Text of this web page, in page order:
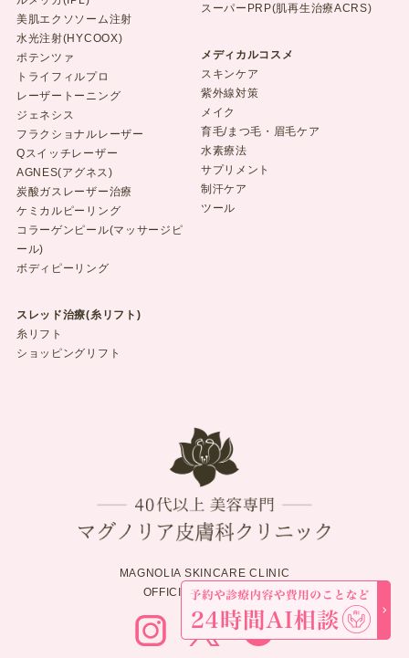
美肌エクソソーム注射
水光注射(HYCOOX)
ポテンツァ
トライフィルプロ
レーザートーニング
ジェネシス
フラクショナルレーザー
Qスイッチレーザー
AGNES(アグネス)
炭酸ガスレーザー治療
ケミカルピーリング
コラーゲンピール(マッサージピ
ール)
ボディピーリング
スレッド治療(糸リフト)
糸リフト
ショッピングリフト
スーパーPRP(肌再生治療ACRS)
メディカルコスメ
スキンケア
紫外線対策
メイク
育毛/まつ毛・眉毛ケア
水素療法
サプリメント
制汗ケア
ツール
MAGNOLIA SKINCARE CLINIC
OFFICIAL ACCOUNTS